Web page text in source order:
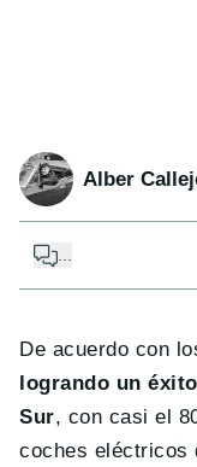
Alber
...
De acuerdo con
logrando un
Sur, con casi el
coches eléctricos